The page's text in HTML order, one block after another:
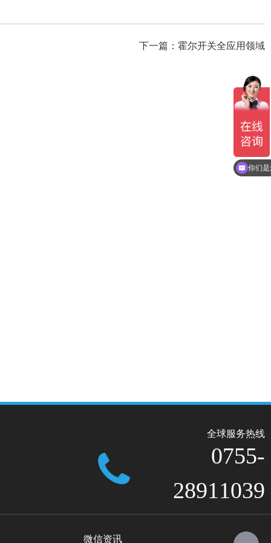
下一篇： 霍尔开关全应用领域
全球服务热线
0755-
28911039
微信资讯
你们